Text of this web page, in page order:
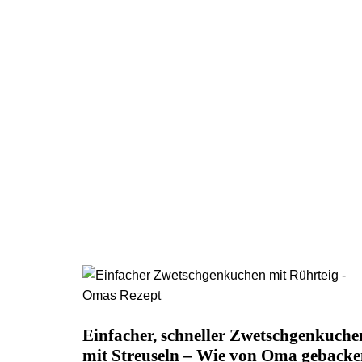
Einfacher, schneller
mit Streuseln – Wie von Oma